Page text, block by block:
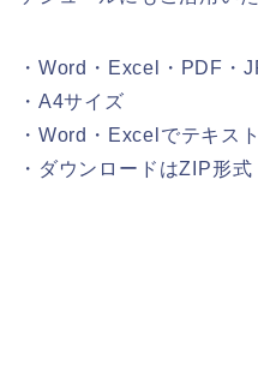
・Word・Excel・PDF・
・A4サイズ
・Word・Excelでテキス
・ダウンロードはZIP形式